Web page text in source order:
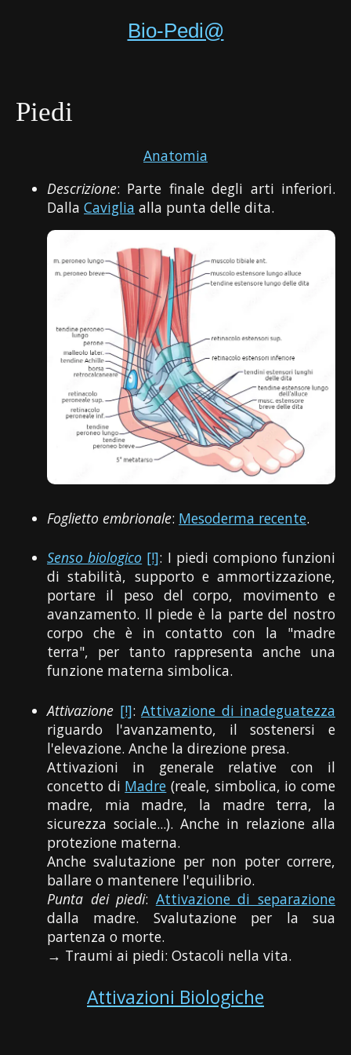
Bio-Pedi@
Piedi
Anatomia
Descrizione: Parte finale degli arti inferiori.
Dalla Caviglia alla punta delle dita.
Foglietto embrionale: Mesoderma recente.
Senso biologico [!]: I piedi compiono funzioni
di stabilità, supporto e ammortizzazione,
portare il peso del corpo, movimento e
avanzamento. Il piede è la parte del nostro
corpo che è in contatto con la "madre
terra", per tanto rappresenta anche una
funzione materna simbolica.
Attivazione [!]: Attivazione di inadeguatezza
riguardo l'avanzamento, il sostenersi e
l'elevazione. Anche la direzione presa.
Attivazioni in generale relative con il
concetto di Madre (reale, simbolica, io come
madre, mia madre, la madre terra, la
sicurezza sociale...). Anche in relazione alla
protezione materna.
Anche svalutazione per non poter correre,
ballare o mantenere l'equilibrio.
Punta dei piedi: Attivazione di separazione
dalla madre. Svalutazione per la sua
partenza o morte.
→ Traumi ai piedi: Ostacoli nella vita.
Attivazioni Biologiche